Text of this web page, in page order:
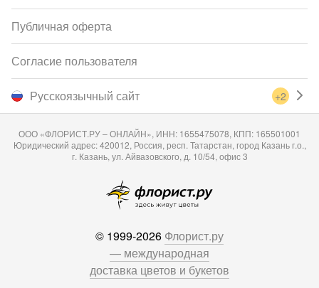
Русскоязычный сайт +2
Публичная оферта
Согласие пользователя
ООО «ФЛОРИСТ.РУ – ОНЛАЙН», ИНН: 1655475078, КПП: 165501001
Юридический адрес: 420012, Россия, респ. Татарстан, город Казань г.о.,
г. Казань, ул. Айвазовского, д. 10/54, офис 3
© 1999-2026 Флорист.ру
— международная
доставка цветов и букетов